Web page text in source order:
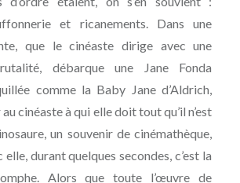
et ricanements. Dans une
que le cinéaste dirige avec une
débarque une Jane Fonda
comme la Baby Jane d’Aldrich,
cinéaste à qui elle doit tout qu’il n’est
un souvenir de cinémathèque,
durant quelques secondes, c’est la
Alors que toute l’œuvre de